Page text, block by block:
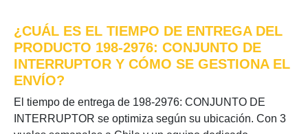
¿CUÁL ES EL TIEMPO DE ENTREGA DEL
PRODUCTO 198-2976: CONJUNTO DE
INTERRUPTOR Y CÓMO SE GESTIONA EL
ENVÍO?
El tiempo de entrega de 198-2976: CONJUNTO DE
INTERRUPTOR se optimiza según su ubicación. Con 3